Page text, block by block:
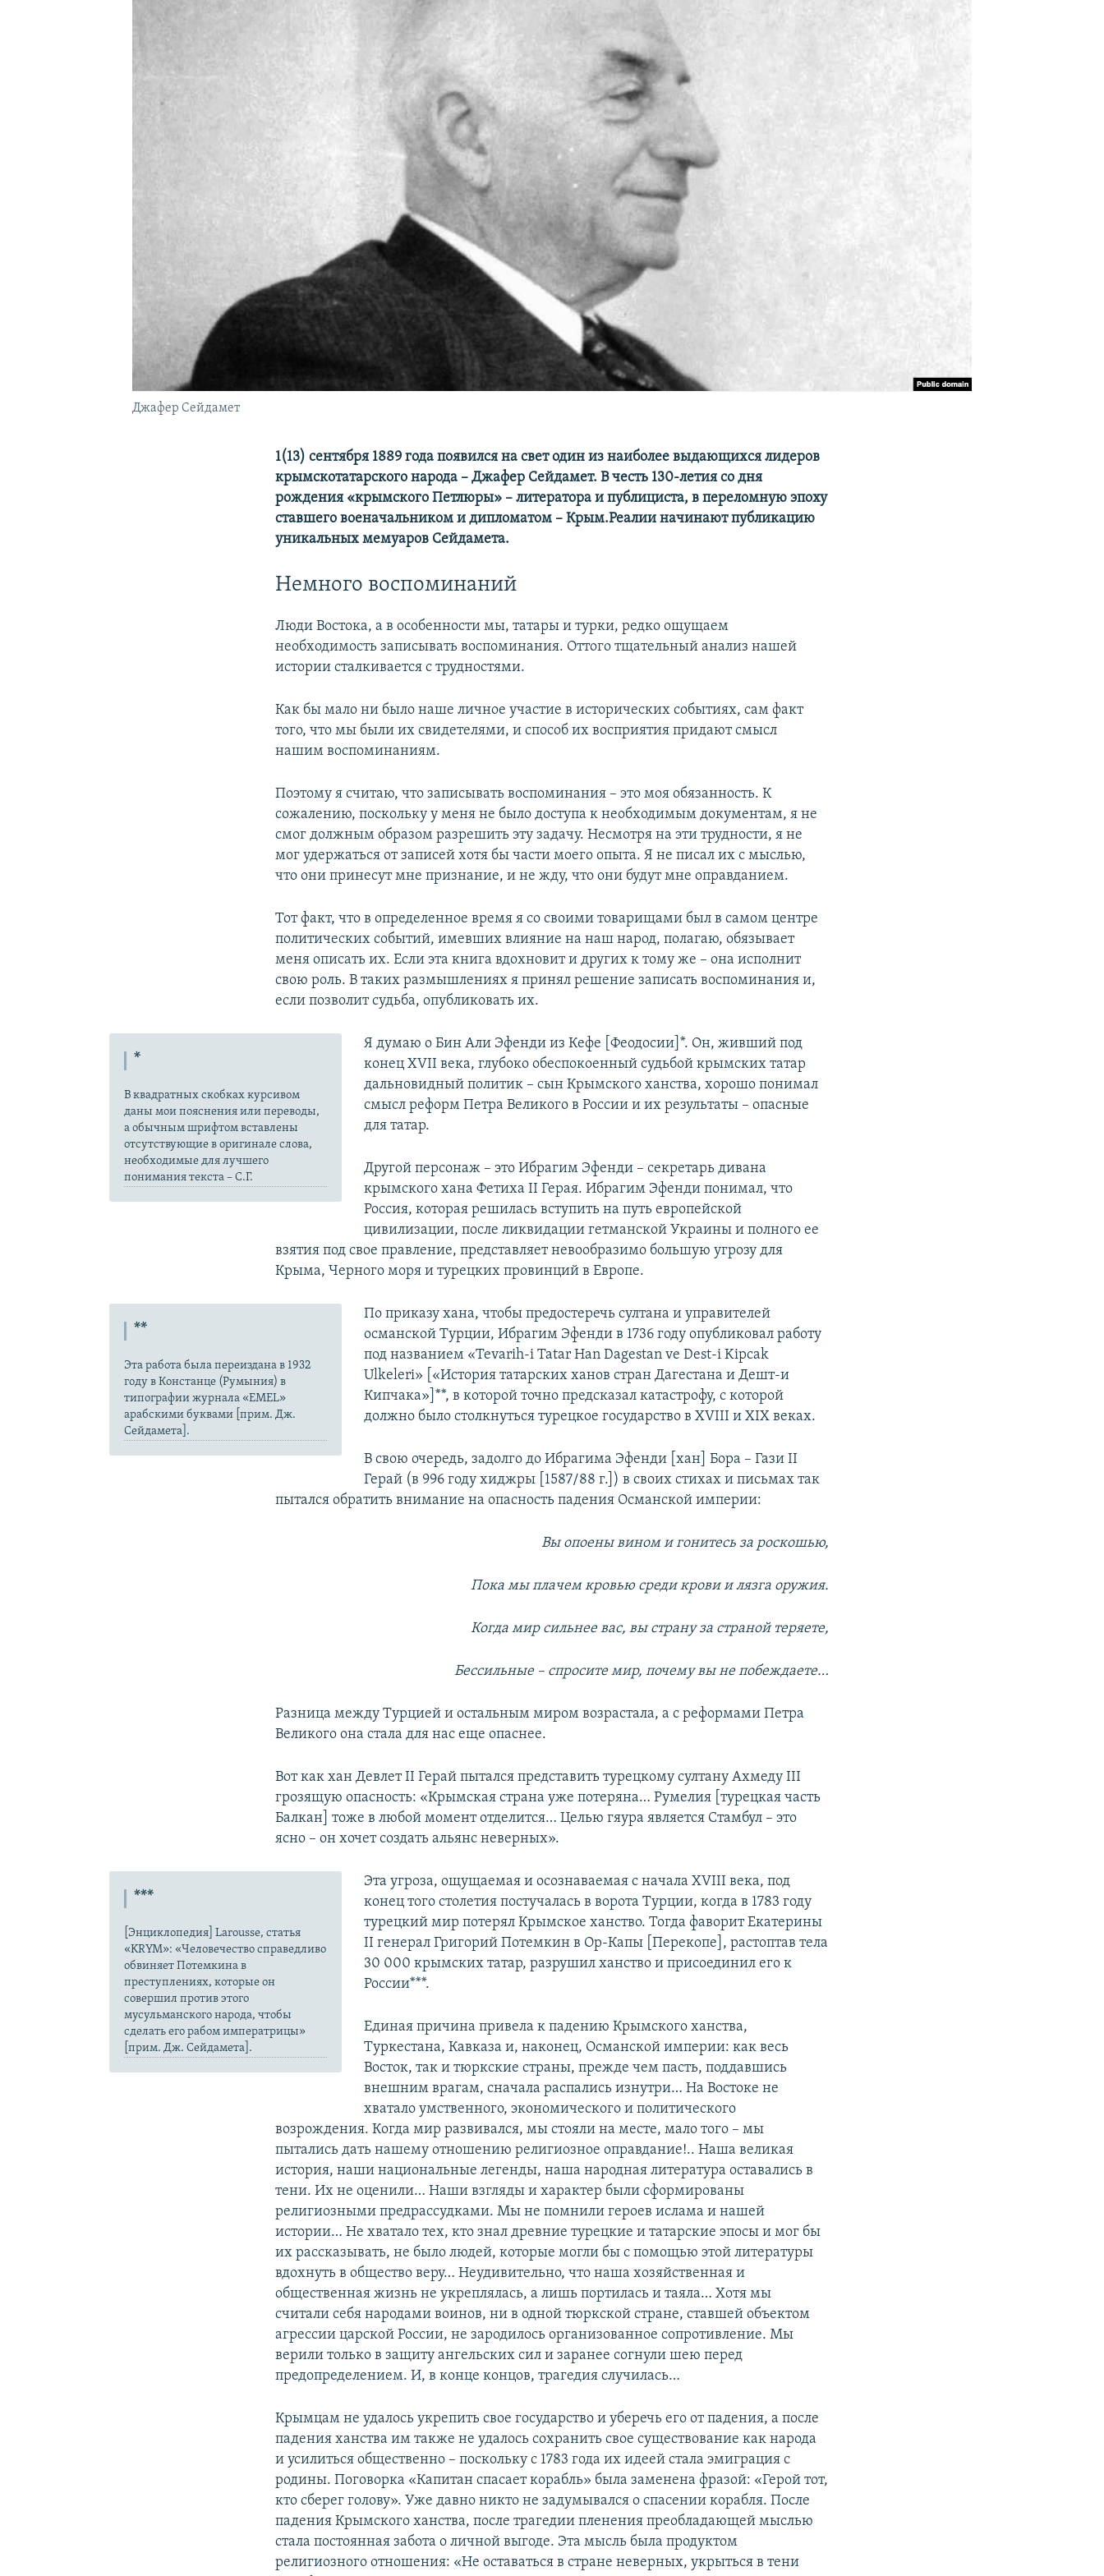
УКРАИНСКАЯ ПРОБЛЕМА КРЫМА
Джафер Сейдамет
1(13) сентября 1889 года появился на свет один из наиболее выдающихся лидеров
крымскотатарского народа – Джафер Сейдамет. В честь 130-летия со дня
рождения «крымского Петлюры» – литератора и публициста, в переломную эпоху
ставшего военачальником и дипломатом – Крым.Реалии начинают публикацию
уникальных мемуаров Сейдамета.
Немного воспоминаний
Люди Востока, а в особенности мы, татары и турки, редко ощущаем
необходимость записывать воспоминания. Оттого тщательный анализ нашей
истории сталкивается с трудностями.
Как бы мало ни было наше личное участие в исторических событиях, сам факт
того, что мы были их свидетелями, и способ их восприятия придают смысл
нашим воспоминаниям.
Поэтому я считаю, что записывать воспоминания – это моя обязанность. К
сожалению, поскольку у меня не было доступа к необходимым документам, я не
смог должным образом разрешить эту задачу. Несмотря на эти трудности, я не
мог удержаться от записей хотя бы части моего опыта. Я не писал их с мыслью,
что они принесут мне признание, и не жду, что они будут мне оправданием.
Тот факт, что в определенное время я со своими товарищами был в самом центре
политических событий, имевших влияние на наш народ, полагаю, обязывает
меня описать их. Если эта книга вдохновит и других к тому же – она исполнит
свою роль. В таких размышлениях я принял решение записать воспоминания и,
если позволит судьба, опубликовать их.
*
В квадратных скобках курсивом
даны мои пояснения или переводы,
а обычным шрифтом вставлены
отсутствующие в оригинале слова,
необходимые для лучшего
понимания текста – С.Г.
Я думаю о Бин Али Эфенди из Кефе [Феодосии]*. Он, живший под
конец XVII века, глубоко обеспокоенный судьбой крымских татар
дальновидный политик – сын Крымского ханства, хорошо понимал
смысл реформ Петра Великого в России и их результаты – опасные
для татар.​
Другой персонаж – это Ибрагим Эфенди – секретарь дивана
крымского хана Фетиха II Герая. Ибрагим Эфенди понимал, что
Россия, которая решилась вступить на путь европейской
цивилизации, после ликвидации гетманской Украины и полного ее
взятия под свое правление, представляет невообразимо большую угрозу для
Крыма, Черного моря и турецких провинций в Европе.
**
Эта работа была переиздана в 1932
году в Констанце (Румыния) в
типографии журнала «EMEL»
арабскими буквами [прим. Дж.
Сейдамета].
По приказу хана, чтобы предостеречь султана и управителей
османской Турции, Ибрагим Эфенди в 1736 году опубликовал работу
под названием «Tevarih-i Tatar Han Dagestan ve Dest-i Kipcak
Ulkeleri» [«История татарских ханов стран Дагестана и Дешт-и
Кипчака»]**, в которой точно предсказал катастрофу, с которой
должно было столкнуться турецкое государство в XVIII и XIX веках.
В свою очередь, задолго до Ибрагима Эфенди [хан] Бора – Гази II
Герай (в 996 году хиджры [1587/88 г.]) в своих стихах и письмах так
пытался обратить внимание на опасность падения Османской империи:
Вы опоены вином и гонитесь за роскошью,
Пока мы плачем кровью среди крови и лязга оружия.
Когда мир сильнее вас, вы страну за страной теряете,
Бессильные – спросите мир, почему вы не побеждаете…
Разница между Турцией и остальным миром возрастала, а с реформами Петра
Великого она стала для нас еще опаснее.
Вот как хан Девлет II Герай пытался представить турецкому султану Ахмеду III
грозящую опасность: «Крымская страна уже потеряна… Румелия [турецкая часть
Балкан] тоже в любой момент отделится… Целью гяура является Стамбул – это
ясно – он хочет создать альянс неверных».
***
[Энциклопедия] Larousse, статья
«KRYM»: «Человечество справедливо
обвиняет Потемкина в
преступлениях, которые он
совершил против этого
мусульманского народа, чтобы
сделать его рабом императрицы»
[прим. Дж. Сейдамета].
Эта угроза, ощущаемая и осознаваемая с начала XVIII века, под
конец того столетия постучалась в ворота Турции, когда в 1783 году
турецкий мир потерял Крымское ханство. Тогда фаворит Екатерины
II генерал Григорий Потемкин в Ор-Капы [Перекопе], растоптав тела
30 000 крымских татар, разрушил ханство и присоединил его к
России***.
Единая причина привела к падению Крымского ханства,
Туркестана, Кавказа и, наконец, Османской империи: как весь
Восток, так и тюркские страны, прежде чем пасть, поддавшись
внешним врагам, сначала распались изнутри… На Востоке не
хватало умственного, экономического и политического
возрождения. Когда мир развивался, мы стояли на месте, мало того – мы
пытались дать нашему отношению религиозное оправдание!.. Наша великая
история, наши национальные легенды, наша народная литература оставались в
тени. Их не оценили… Наши взгляды и характер были сформированы
религиозными предрассудками. Мы не помнили героев ислама и нашей
истории… Не хватало тех, кто знал древние турецкие и татарские эпосы и мог бы
их рассказывать, не было людей, которые могли бы с помощью этой литературы
вдохнуть в общество веру… Неудивительно, что наша хозяйственная и
общественная жизнь не укреплялась, а лишь портилась и таяла… Хотя мы
считали себя народами воинов, ни в одной тюркской стране, ставшей объектом
агрессии царской России, не зародилось организованное сопротивление. Мы
верили только в защиту ангельских сил и заранее согнули шею перед
предопределением. И, в конце концов, трагедия случилась…
Крымцам не удалось укрепить свое государство и уберечь его от падения, а после
падения ханства им также не удалось сохранить свое существование как народа
и усилиться общественно – поскольку с 1783 года их идеей стала эмиграция с
родины. Поговорка «Капитан спасает корабль» была заменена фразой: «Герой тот,
кто сберег голову». Уже давно никто не задумывался о спасении корабля. После
падения Крымского ханства, после трагедии пленения преобладающей мыслью
стала постоянная забота о личной выгоде. Эта мысль была продуктом
религиозного отношения: «Не оставаться в стране неверных, укрыться в тени